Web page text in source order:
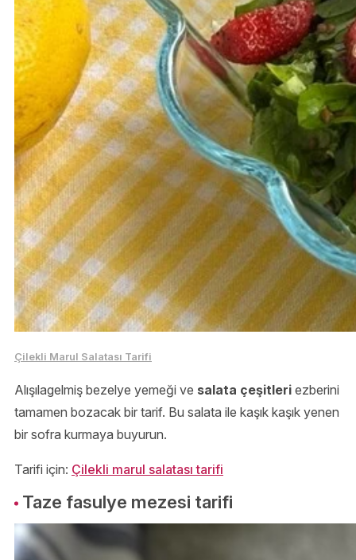
Çilekli Marul Salatası Tarifi
Alışılagelmiş bezelye yemeği ve salata çeşitleri ezberini
tamamen bozacak bir tarif. Bu salata ile kaşık kaşık yenen
bir sofra kurmaya buyurun.
Tarifi için: Çilekli marul salatası tarifi
Taze fasulye mezesi tarifi